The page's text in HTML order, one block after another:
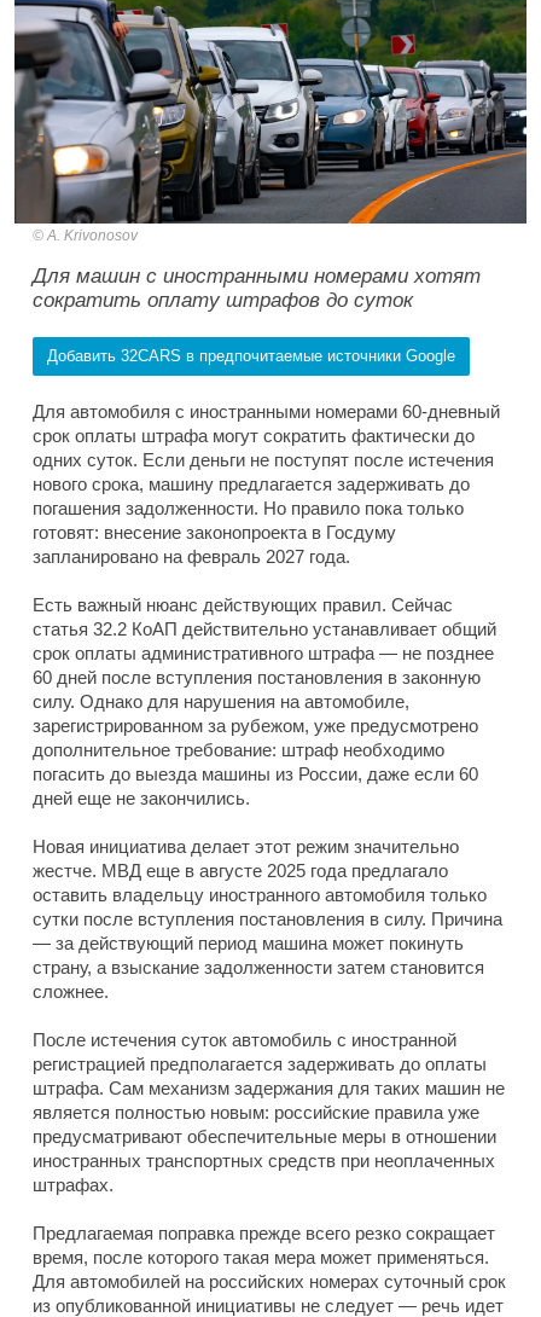
A. Krivonosov
Для машин с иностранными номерами хотят
сократить оплату штрафов до суток
Добавить 32CARS в предпочитаемые источники Google
Для автомобиля с иностранными номерами 60-дневный
срок оплаты штрафа могут сократить фактически до
одних суток. Если деньги не поступят после истечения
нового срока, машину предлагается задерживать до
погашения задолженности. Но правило пока только
готовят: внесение законопроекта в Госдуму
запланировано на февраль 2027 года.
Есть важный нюанс действующих правил. Сейчас
статья 32.2 КоАП действительно устанавливает общий
срок оплаты административного штрафа — не позднее
60 дней после вступления постановления в законную
силу. Однако для нарушения на автомобиле,
зарегистрированном за рубежом, уже предусмотрено
дополнительное требование: штраф необходимо
погасить до выезда машины из России, даже если 60
дней еще не закончились.
Новая инициатива делает этот режим значительно
жестче. МВД еще в августе 2025 года предлагало
оставить владельцу иностранного автомобиля только
сутки после вступления постановления в силу. Причина
— за действующий период машина может покинуть
страну, а взыскание задолженности затем становится
сложнее.
После истечения суток автомобиль с иностранной
регистрацией предполагается задерживать до оплаты
штрафа. Сам механизм задержания для таких машин не
является полностью новым: российские правила уже
предусматривают обеспечительные меры в отношении
иностранных транспортных средств при неоплаченных
штрафах.
Предлагаемая поправка прежде всего резко сокращает
время, после которого такая мера может применяться.
Для автомобилей на российских номерах суточный срок
из опубликованной инициативы не следует — речь идет